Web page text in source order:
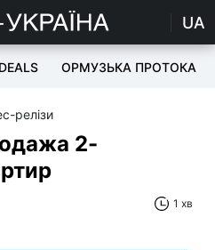
UA
ОРМУЗЬКА ПРОТОКА
релізи
2-
1 хв